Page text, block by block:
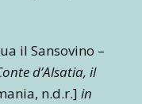
il Sansovino –
d’Alsatia, il
n.d.r.] in